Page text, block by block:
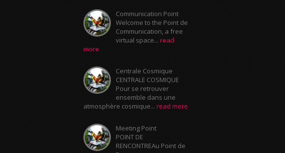
Communication Point
Welcome to the Point de
Communication, a free
virtual space... read
more
Centrale Cosmique
CENTRALE COSMIQUE
Pour se retrouver
ensemble dans une
atmosphère cosmique... read more
Meeting Point
POINT DE
RENCONTREAu Point de